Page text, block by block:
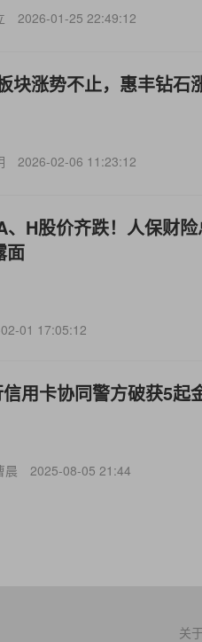
2026-01-25 22:49:12
块涨势不止，惠丰钻石
2026-02-06 11:23:12
、H股价齐跌！人保财
面
01 17:05:12
用卡协同警方破获5起
晨 2025-08-05 21:44
关